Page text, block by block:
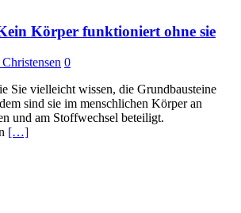
Körper funktioniert ohne sie
0
Sie vielleicht wissen, die Grundbausteine
sind sie im menschlichen Körper an
und am Stoffwechsel beteiligt.
[…]